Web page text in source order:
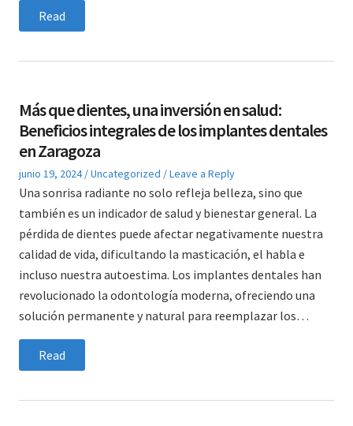
Read
Más que dientes, una inversión en salud:
Beneficios integrales de los implantes dentales
en Zaragoza
Posted
on
junio 19, 2024
Posted
in
Uncategorized Leave a Reply
Una sonrisa radiante no solo refleja belleza, sino que
también es un indicador de salud y bienestar general. La
pérdida de dientes puede afectar negativamente nuestra
calidad de vida, dificultando la masticación, el habla e
incluso nuestra autoestima. Los implantes dentales han
revolucionado la odontología moderna, ofreciendo una
solución permanente y natural para reemplazar los…
Read